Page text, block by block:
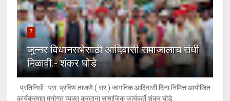
7
जुन्नर विधानसभेसाठी आदिवासी समाजालाच संधी
मिळावी.- शंकर घोडे
प्रतिनिधी : प्रा. प्रविण ताजणे ( सर ) जागतिक आदिवासी दिना निमित्त आयोजित
कार्यक्रमात मनोगत व्यक्त करताना सामाजिक कार्यकर्ते शंकर घोडे